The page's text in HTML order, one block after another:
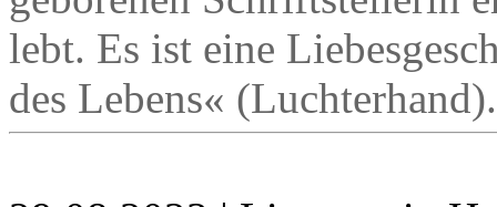
lebt. Es ist eine
des Lebens« (Luchterhand).